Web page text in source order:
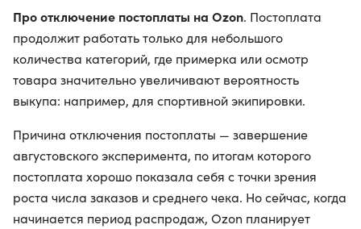
Про отключение постоплаты на Ozon. Постоплата
продолжит работать только для небольшого
количества категорий, где примерка или осмотр
товара значительно увеличивают вероятность
выкупа: например, для спортивной экипировки.
Причина отключения постоплаты — завершение
августовского эксперимента, по итогам которого
постоплата хорошо показала себя с точки зрения
роста числа заказов и среднего чека. Но сейчас, когда
начинается период распродаж, Ozon планирует